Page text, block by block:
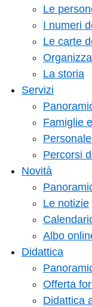
Le
I numeri
Le carte
La storia
Servizi
Famiglie
Percorsi
Novità
Le notizie
Albo
Didattica
Offerta
Didattica